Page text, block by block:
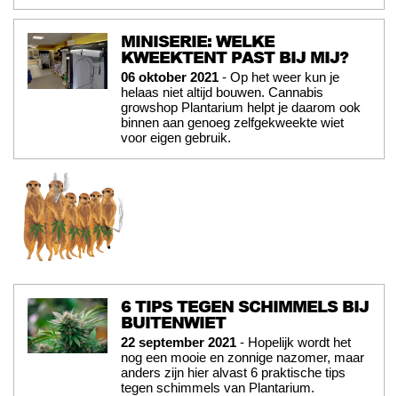
MINISERIE: WELKE
KWEEKTENT PAST BIJ MIJ?
06 oktober 2021 - Op het weer kun je
helaas niet altijd bouwen. Cannabis
growshop Plantarium helpt je daarom ook
binnen aan genoeg zelfgekweekte wiet
voor eigen gebruik.
6 TIPS TEGEN SCHIMMELS BIJ
BUITENWIET
22 september 2021 - Hopelijk wordt het
nog een mooie en zonnige nazomer, maar
anders zijn hier alvast 6 praktische tips
tegen schimmels van Plantarium.